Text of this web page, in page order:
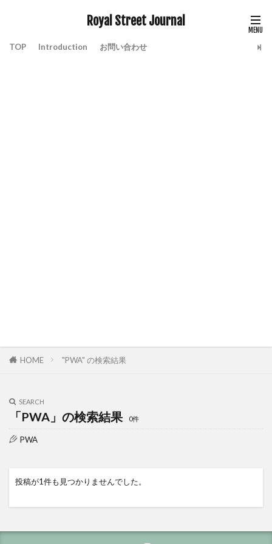
Royal Street Journal
TOP Introduction お問い合わせ
HOME "PWA" の検索結果
SEARCH
「PWA」の検索結果 0件
PWA
投稿が1件も見つかりませんでした。